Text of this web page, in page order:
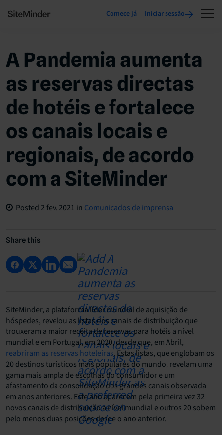
Comece já Iniciar sessão
A Pandemia aumenta
as reservas directas
de hotéis e fortalece
os canais locais e
regionais, de acordo
com a SiteMinder
Posted 2 fev. 2021 in Comunicados de imprensa
Share this
SiteMinder, a plataforma líder mundial de aquisição de
hóspedes, revelou as listas dos canais de distribuição que
trouxeram a maior receita de reservas para hotéis a nível
mundial e em Portugal, em 2020, desde que, em Abril,
reabriram as reservas hoteleiras. Estas listas, que englobam os
20 destinos turísticos mais populares do mundo, revelam uma
gama mais ampla de escolhas do consumidor e um
afastamento da consolidação dos grandes canais observada
em anos anteriores. Este ano aparecem pela primeira vez 32
novos canais de distribuição a nível mundial e outros 20 sobem
pelo menos duas posições desde o ano anterior.